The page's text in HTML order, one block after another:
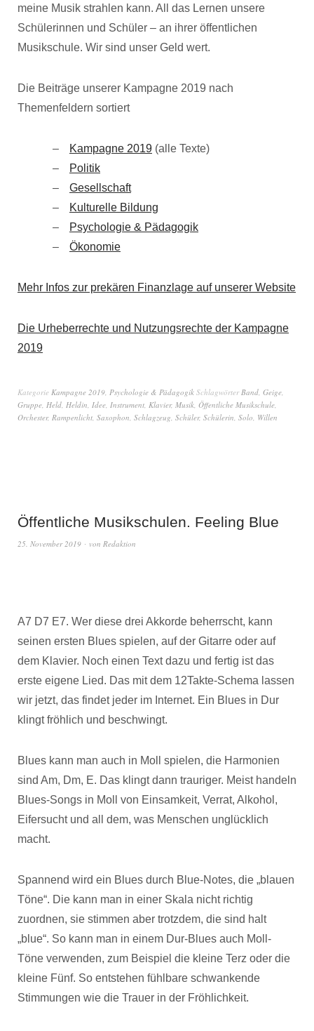
meine Musik strahlen kann. All das Lernen unsere
Schülerinnen und Schüler – an ihrer öffentlichen
Musikschule. Wir sind unser Geld wert.
Die Beiträge unserer Kampagne 2019 nach
Themenfeldern sortiert
Kampagne 2019 (alle Texte)
Politik
Gesellschaft
Kulturelle Bildung
Psychologie & Pädagogik
Ökonomie
Mehr Infos zur prekären Finanzlage auf unserer Website
Die Urheberrechte und Nutzungsrechte der Kampagne
2019
Kategorie Kampagne 2019, Psychologie & Pädagogik SchlagwörterBand, Geige,
Gruppe, Held, Heldin, Idee, Instrument, Klavier, Musik, Öffentliche Musikschule,
Orchester, Rampenlicht, Saxophon, Schlagzeug, Schüler, Schülerin, Solo, Willen
Öffentliche Musikschulen. Feeling Blue
25. November 2019 von Redaktion
A7 D7 E7. Wer diese drei Akkorde beherrscht, kann
seinen ersten Blues spielen, auf der Gitarre oder auf
dem Klavier. Noch einen Text dazu und fertig ist das
erste eigene Lied. Das mit dem 12Takte-Schema lassen
wir jetzt, das findet jeder im Internet. Ein Blues in Dur
klingt fröhlich und beschwingt.
Blues kann man auch in Moll spielen, die Harmonien
sind Am, Dm, E. Das klingt dann trauriger. Meist handeln
Blues-Songs in Moll von Einsamkeit, Verrat, Alkohol,
Eifersucht und all dem, was Menschen unglücklich
macht.
Spannend wird ein Blues durch Blue-Notes, die „blauen
Töne“. Die kann man in einer Skala nicht richtig
zuordnen, sie stimmen aber trotzdem, die sind halt
„blue“. So kann man in einem Dur-Blues auch Moll-
Töne verwenden, zum Beispiel die kleine Terz oder die
kleine Fünf. So entstehen fühlbare schwankende
Stimmungen wie die Trauer in der Fröhlichkeit.